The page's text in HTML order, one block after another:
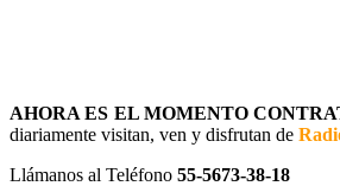
AHORA ES EL MOMENTO
diariamente visitan, ven y disfrutan de
Llámanos al Teléfono 55-5673-38-18